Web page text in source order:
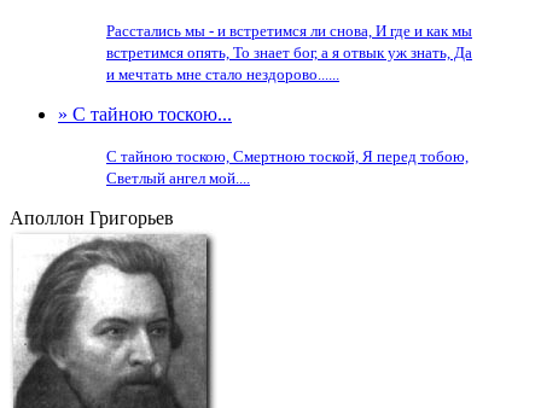
Расстались мы - и встретимся ли снова, И где и как мы
встретимся опять, То знает бог, а я отвык уж знать, Да
и мечтать мне стало нездорово......
» С тайною тоскою...
С тайною тоскою, Смертною тоской, Я перед тобою,
Светлый ангел мой....
Аполлон Григорьев